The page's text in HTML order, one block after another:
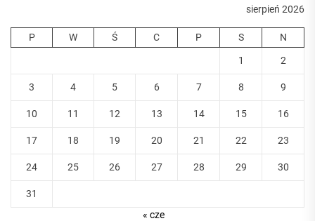
sierpień 2026
P W Ś C P S N
1 2
3 4 5 6 7 8 9
10 11 12 13 14 15 16
17 18 19 20 21 22 23
24 25 26 27 28 29 30
31
« cze